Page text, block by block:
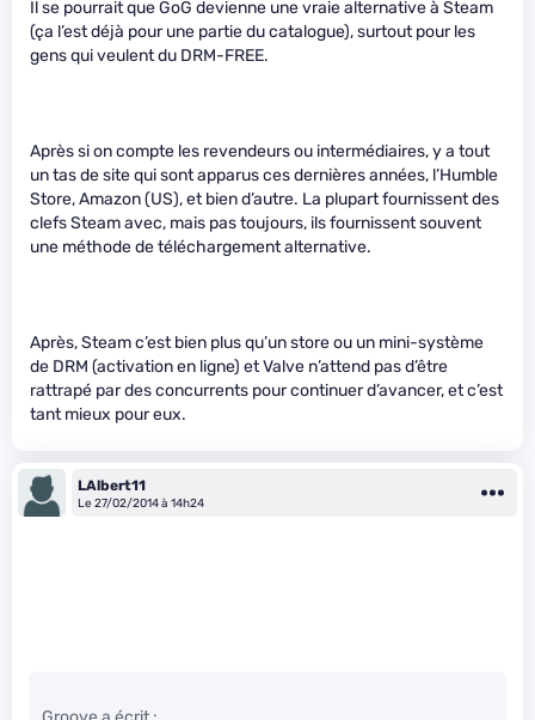
Il se pourrait que GoG devienne une vraie alternative à Steam
(ça l’est déjà pour une partie du catalogue), surtout pour les
gens qui veulent du DRM-FREE.
Après si on compte les revendeurs ou intermédiaires, y a tout
un tas de site qui sont apparus ces dernières années, l’Humble
Store, Amazon (US), et bien d’autre. La plupart fournissent des
clefs Steam avec, mais pas toujours, ils fournissent souvent
une méthode de téléchargement alternative.
Après, Steam c’est bien plus qu’un store ou un mini-système
de DRM (activation en ligne) et Valve n’attend pas d’être
rattrapé par des concurrents pour continuer d’avancer, et c’est
tant mieux pour eux.
LAlbert11
Le 27/02/2014 à 14h24